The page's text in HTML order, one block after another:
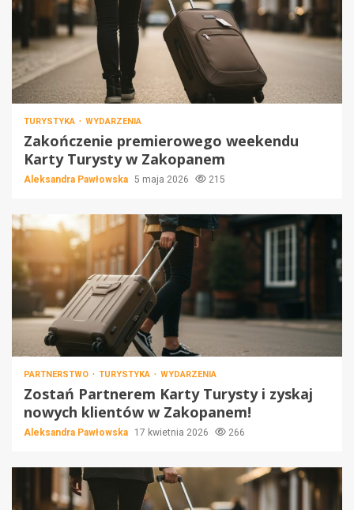
TURYSTYKA WYDARZENIA
Zakończenie premierowego weekendu
Karty Turysty w Zakopanem
Aleksandra Pawłowska 5 maja 2026 215
PARTNERSTWO TURYSTYKA WYDARZENIA
Zostań Partnerem Karty Turysty i zyskaj
nowych klientów w Zakopanem!
Aleksandra Pawłowska 17 kwietnia 2026 266